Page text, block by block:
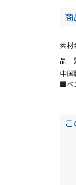
商
素材
品
中国
■ベ